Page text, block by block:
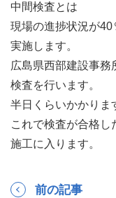
中間検査とは
現場の進捗状況が
実施します。
広島県西部建設事務
検査を行います。
半日くらいかかりま
これで検査が合格
施工に入ります。
前の記事